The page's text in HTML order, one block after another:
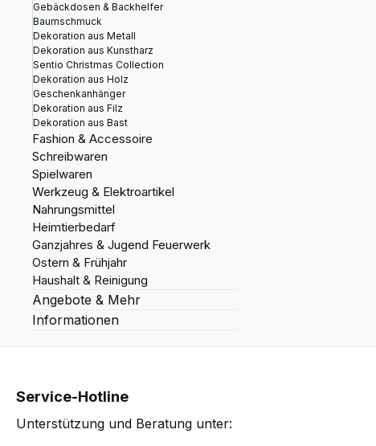
Gebäckdosen & Backhelfer
Baumschmuck
Dekoration aus Metall
Dekoration aus Kunstharz
Sentio Christmas Collection
Dekoration aus Holz
Geschenkanhänger
Dekoration aus Filz
Dekoration aus Bast
Fashion & Accessoire
Schreibwaren
Spielwaren
Werkzeug & Elektroartikel
Nahrungsmittel
Heimtierbedarf
Ganzjahres & Jugend Feuerwerk
Ostern & Frühjahr
Haushalt & Reinigung
Angebote & Mehr
Informationen
Service-Hotline
Unterstützung und Beratung unter: